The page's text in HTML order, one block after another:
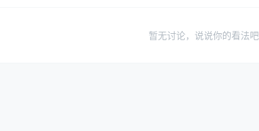
暂无讨论，说说你的看法吧